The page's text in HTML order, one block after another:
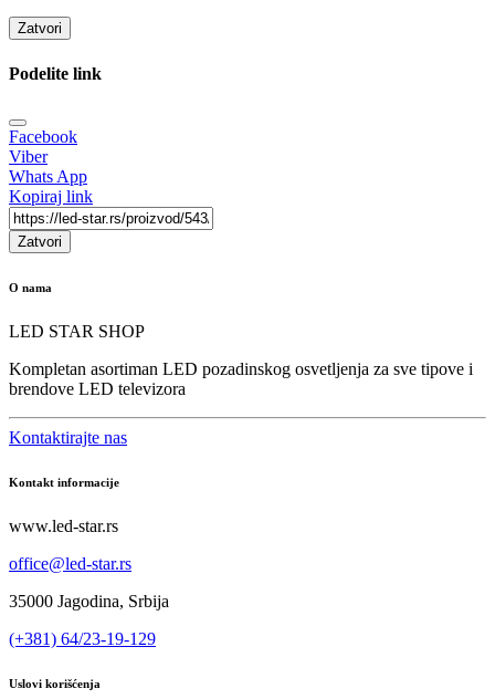
Zatvori
Podelite link
Facebook
Viber
Whats App
Kopiraj link
Zatvori
O nama
LED STAR SHOP
Kompletan asortiman LED pozadinskog osvetljenja za sve tipove i
brendove LED televizora
Kontaktirajte nas
Kontakt informacije
www.led-star.rs
office@led-star.rs
35000 Jagodina, Srbija
(+381) 64/23-19-129
Uslovi korišćenja